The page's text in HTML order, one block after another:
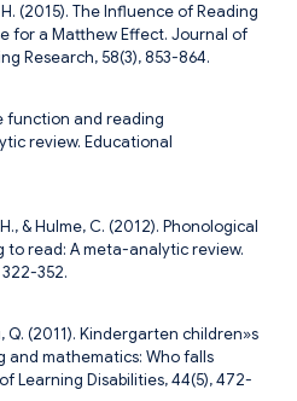
H. (2015). The Influence of Reading
for a Matthew Effect. Journal of
Research, 58(3), 853-864.
function and reading
review. Educational
& Hulme, C. (2012). Phonological
to read: A meta-analytic review.
352.
Q. (2011). Kindergarten children»s
mathematics: Who falls
Learning Disabilities, 44(5), 472-